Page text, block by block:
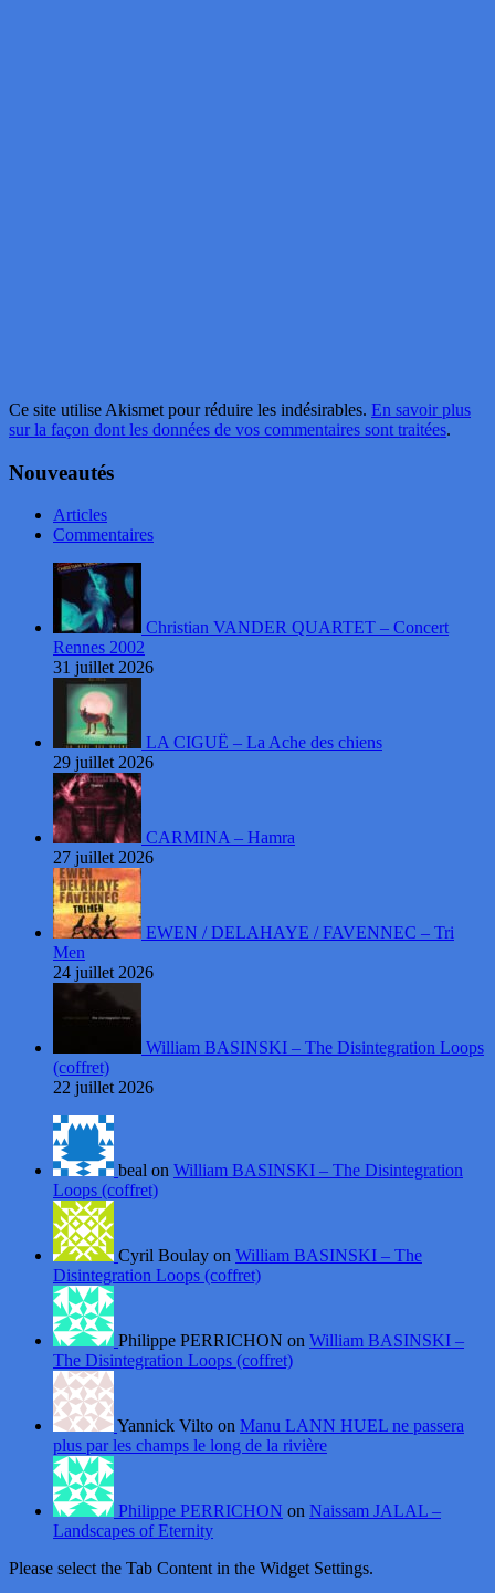
Ce site utilise Akismet pour réduire les indésirables. En savoir plus
sur la façon dont les données de vos commentaires sont traitées.
Nouveautés
Articles
Commentaires
Christian VANDER QUARTET – Concert
Rennes 2002
31 juillet 2026
LA CIGUË – La Ache des chiens
29 juillet 2026
CARMINA – Hamra
27 juillet 2026
EWEN / DELAHAYE / FAVENNEC – Tri
Men
24 juillet 2026
William BASINSKI – The Disintegration Loops
(coffret)
22 juillet 2026
beal on William BASINSKI – The Disintegration
Loops (coffret)
Cyril Boulay on William BASINSKI – The
Disintegration Loops (coffret)
Philippe PERRICHON on William BASINSKI –
The Disintegration Loops (coffret)
Yannick Vilto on Manu LANN HUEL ne passera
plus par les champs le long de la rivière
Philippe PERRICHON on Naissam JALAL –
Landscapes of Eternity
Please select the Tab Content in the Widget Settings.